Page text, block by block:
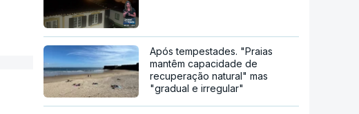
Após tempestades. "Praias
mantêm capacidade de
recuperação natural" mas
"gradual e irregular"